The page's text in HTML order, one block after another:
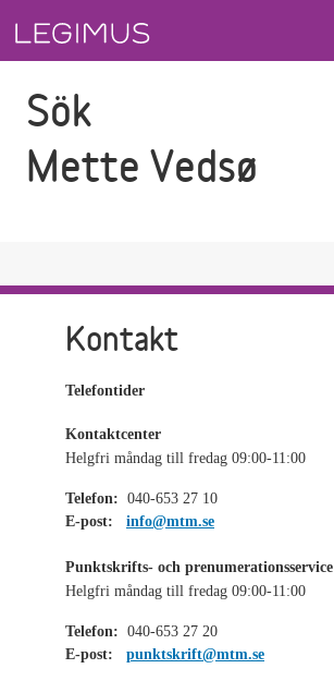
Sök
Mette Vedsø
Kontakt
Telefontider
Kontaktcenter
Helgfri måndag till fredag 09:00-11:00
Telefon: 040-653 27 10
E-post:
info@mtm.se
Punktskrifts- och prenumerationsservice
Helgfri måndag till fredag 09:00-11:00
Telefon: 040-653 27 20
E-post:
punktskrift@mtm.se